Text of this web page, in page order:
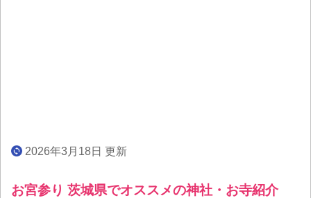
2026年3月18日 更新
お宮参り 茨城県でオススメの神社・お寺紹介